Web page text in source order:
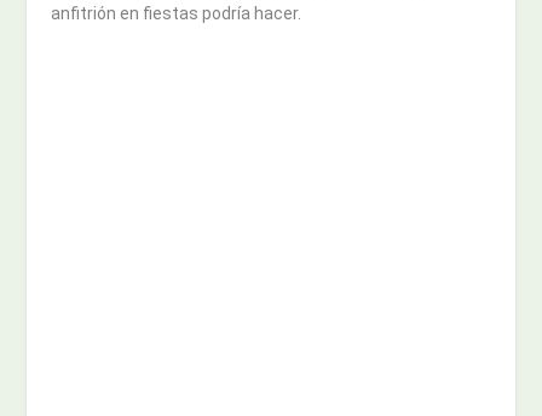
anfitrión en fiestas podría hacer.